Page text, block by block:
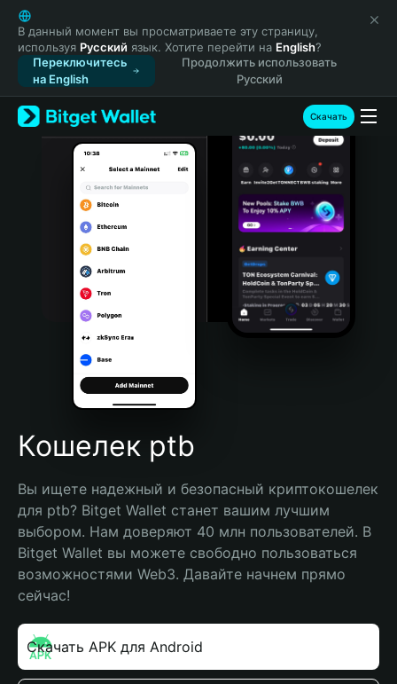
English
日本語
Tiếng Việt
Русский
Español (Latinoamérica)
Türkçe
Italiano
Português (Portugal)
Bahasa Indonesia
Português (Brasil)
Español (Argentina)
В данный момент вы просматриваете эту страницу,
используя Русский язык. Хотите перейти на English?
Переключитесь
на English
Продолжить использовать
Русский
Скачать
Кошелек ptb
Вы ищете надежный и безопасный криптокошелек
для ptb? Bitget Wallet станет вашим лучшим
выбором. Нам доверяют 40 млн пользователей. В
Bitget Wallet вы можете свободно пользоваться
возможностями Web3. Давайте начнем прямо
сейчас!
Скачать APK для Android